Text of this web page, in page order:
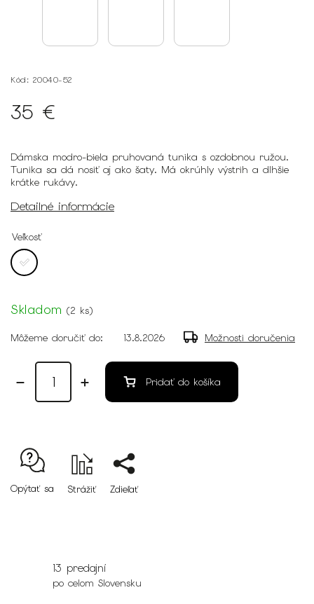
Kód: 20040-52
35 €
Dámska modro-biela pruhovaná tunika s ozdobnou ružou.
Tunika sa dá nosiť aj ako šaty. Má okrúhly výstrih a dlhšie
krátke rukávy.
Detailné informácie
Veľkosť
Skladom (2 ks)
Môžeme doručiť do: 13.8.2026 Možnosti doručenia
Pridať do košíka
Opýtať sa Strážiť Zdieľať
13 predajní
po celom Slovensku